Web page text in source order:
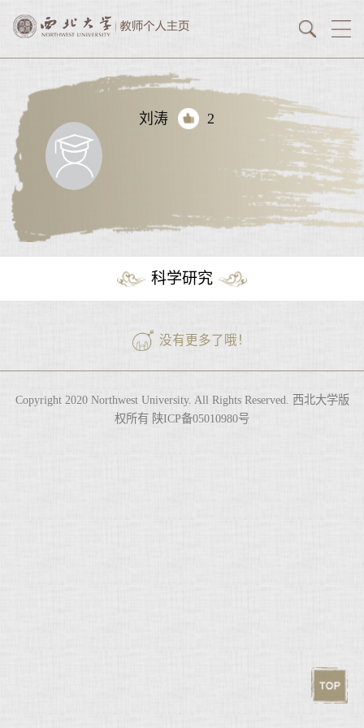
刘涛 2
科学研究
没有更多了哦！
Copyright 2020 Northwest University. All Rights Reserved. 西北大学版
权所有 陕ICP备05010980号